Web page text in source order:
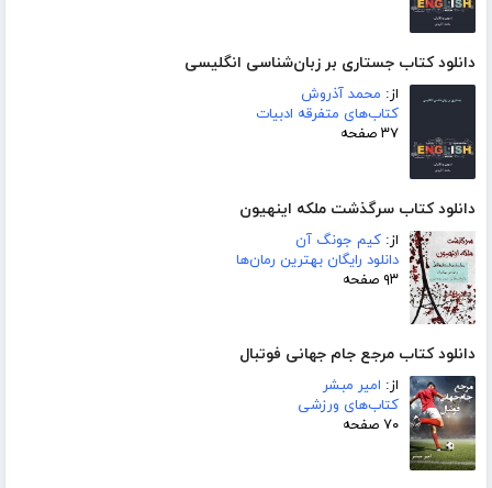
دانلود کتاب جستاری بر زبان‌شناسی انگلیسی
از: محمد آذروش
کتاب‌های متفرقه ادبیات
۳۷ صفحه
دانلود کتاب سرگذشت ملکه اینهیون
از: کیم جونگ آن
دانلود رایگان بهترین رمان‌ها
۹۳ صفحه
دانلود کتاب مرجع جام جهانی فوتبال
از: امیر مبشر
کتاب‌های ورزشی
۷۰ صفحه